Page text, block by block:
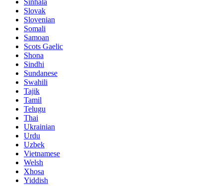
Slovak
Slovenian
Somali
Samoan
Scots Gaelic
Shona
Sindhi
Sundanese
Swahili
Tajik
Tamil
Telugu
Thai
Ukrainian
Urdu
Uzbek
Vietnamese
Welsh
Xhosa
Yiddish